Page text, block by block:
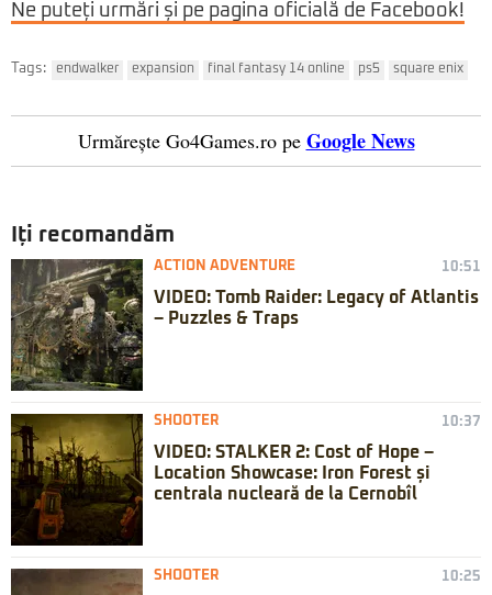
Ne puteți urmări și pe pagina oficială de Facebook!
Tags: endwalker expansion final fantasy 14 online ps5 square enix
Urmărește Go4Games.ro pe Google News
Iți recomandăm
ACTION ADVENTURE 10:51
VIDEO: Tomb Raider: Legacy of Atlantis
– Puzzles & Traps
SHOOTER 10:37
VIDEO: STALKER 2: Cost of Hope –
Location Showcase: Iron Forest și
centrala nucleară de la Cernobîl
SHOOTER 10:25